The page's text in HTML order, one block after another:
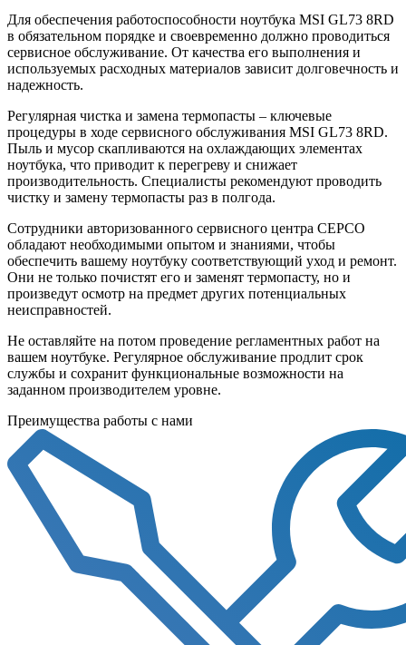
Для обеспечения работоспособности ноутбука MSI GL73 8RD
в обязательном порядке и своевременно должно проводиться
сервисное обслуживание. От качества его выполнения и
используемых расходных материалов зависит долговечность и
надежность.
Регулярная чистка и замена термопасты – ключевые
процедуры в ходе сервисного обслуживания MSI GL73 8RD.
Пыль и мусор скапливаются на охлаждающих элементах
ноутбука, что приводит к перегреву и снижает
производительность. Специалисты рекомендуют проводить
чистку и замену термопасты раз в полгода.
Сотрудники авторизованного сервисного центра СЕРСО
обладают необходимыми опытом и знаниями, чтобы
обеспечить вашему ноутбуку соответствующий уход и ремонт.
Они не только почистят его и заменят термопасту, но и
произведут осмотр на предмет других потенциальных
неисправностей.
Не оставляйте на потом проведение регламентных работ на
вашем ноутбуке. Регулярное обслуживание продлит срок
службы и сохранит функциональные возможности на
заданном производителем уровне.
Преимущества работы с нами